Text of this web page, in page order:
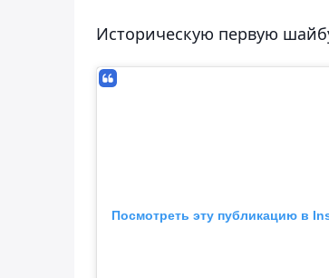
Историческую первую
Посмотреть эту публикацию в